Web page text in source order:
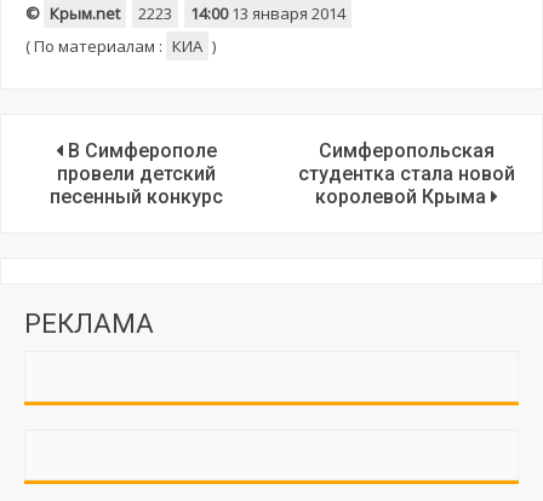
© Крым.net 2223 14:0013 января 2014
(По материалам : КИА )
В Симферополе
провели детский
песенный конкурс
Симферопольская
студентка стала новой
королевой Крыма
РЕКЛАМА